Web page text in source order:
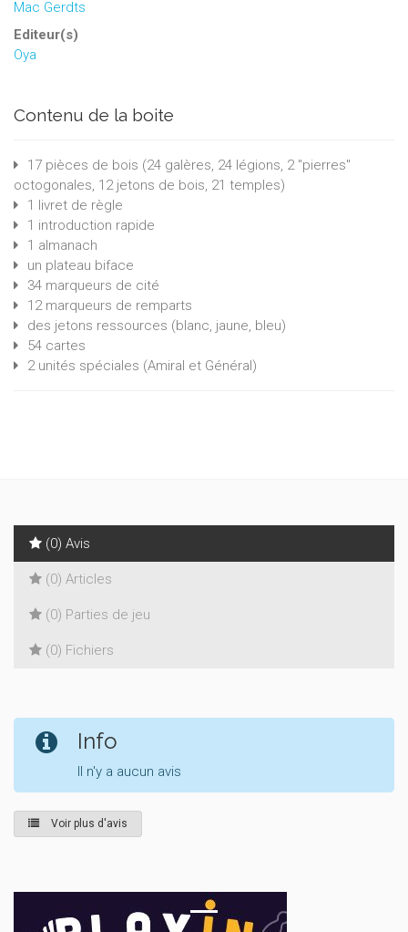
Mac Gerdts
Editeur(s)
Oya
Contenu de la boite
17 pièces de bois (24 galères, 24 légions, 2 "pierres"
octogonales, 12 jetons de bois, 21 temples)
1 livret de règle
1 introduction rapide
1 almanach
un plateau biface
34 marqueurs de cité
12 marqueurs de remparts
des jetons ressources (blanc, jaune, bleu)
54 cartes
2 unités spéciales (Amiral et Général)
(0) Avis
(0) Articles
(0) Parties de jeu
(0) Fichiers
Info
Il n'y a aucun avis
Voir plus d'avis